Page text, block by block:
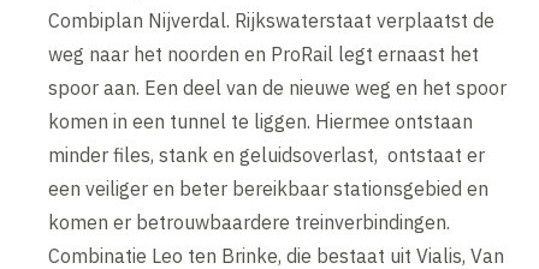
Combiplan Nijverdal. Rijkswaterstaat verplaatst de
weg naar het noorden en ProRail legt ernaast het
spoor aan. Een deel van de nieuwe weg en het spoor
komen in een tunnel te liggen. Hiermee ontstaan
minder files, stank en geluidsoverlast, ontstaat er
een veiliger en beter bereikbaar stationsgebied en
komen er betrouwbaardere treinverbindingen.
Combinatie Leo ten Brinke, die bestaat uit Vialis, Van